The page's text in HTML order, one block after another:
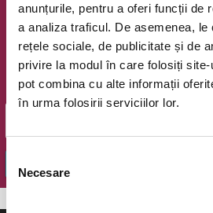
anunțurile, pentru a oferi funcții de
a analiza traficul. De asemenea, le
rețele sociale, de publicitate și de
privire la modul în care folosiți
pot combina cu alte informații
în urma folosirii serviciilor lor.
consimțământului
Necesare
Newsletter @
Oferte exclusive si o editie
evenimente.
Email